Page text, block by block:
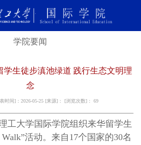
学院要闻
学生徒步滇池绿道 践行生态文明理
念
时间]：2026-05-25 [来源]： [浏览次数]： 69
工大学国际学院组织来华留学生
活动。来自17个国家的30名